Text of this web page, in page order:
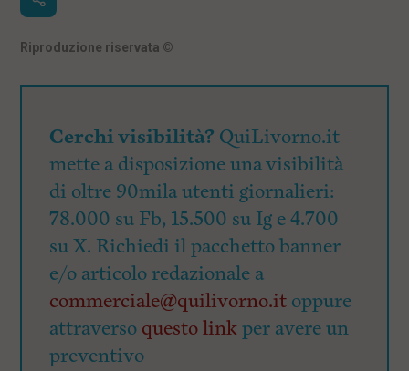
Riproduzione riservata ©
Cerchi visibilità? QuiLivorno.it
mette a disposizione una visibilità
di oltre 90mila utenti giornalieri:
78.000 su Fb, 15.500 su Ig e 4.700
su X. Richiedi il pacchetto banner
e/o articolo redazionale a
commerciale@quilivorno.it oppure
attraverso questo linkper avere un
preventivo